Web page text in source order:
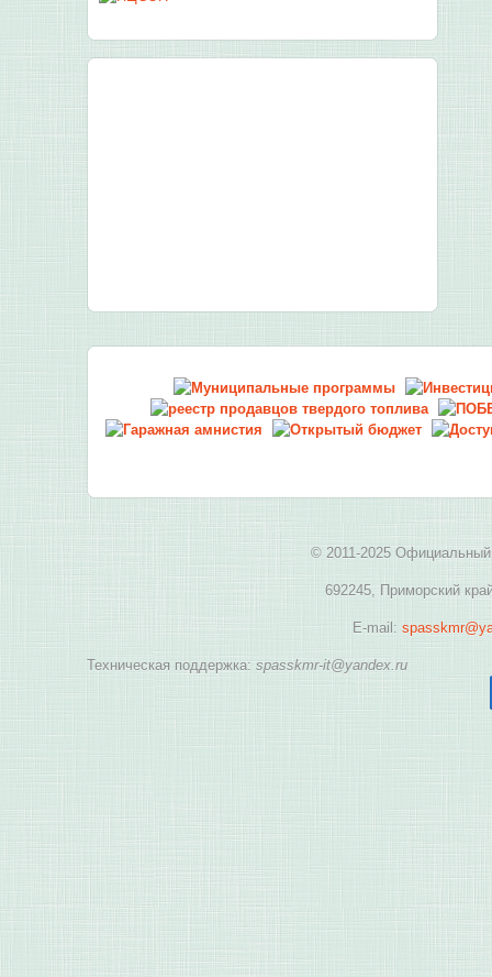
© 2011-2025 Официальный
692245, Приморский
E-mail:
Техническая поддержка: spasskmr-it@yandex.ru